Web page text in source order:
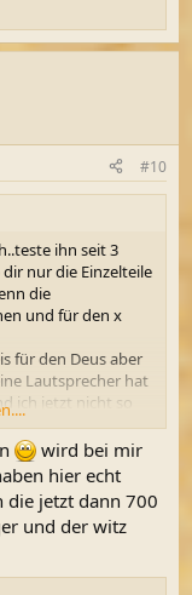
#10
ihn seit 3
nur die Einzelteile
die
und für den x
für den Deus aber
Lautsprecher hat
ich jetzt nicht so
und wie
ein wenig in den
wird bei mir
hier echt
die jetzt dann 700
und der witz